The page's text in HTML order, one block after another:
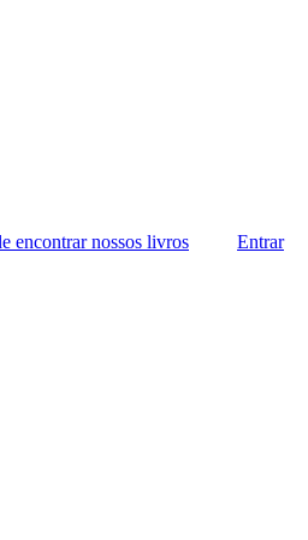
encontrar nossos livros Entrar